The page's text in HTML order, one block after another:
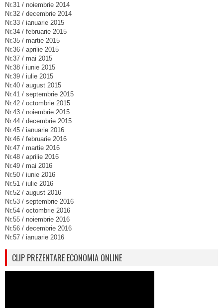
Nr.31 / noiembrie 2014
Nr.32 / decembrie 2014
Nr.33 / ianuarie 2015
Nr.34 / februarie 2015
Nr.35 / martie 2015
Nr.36 / aprilie 2015
Nr.37 / mai 2015
Nr.38 / iunie 2015
Nr.39 / iulie 2015
Nr.40 / august 2015
Nr.41 / septembrie 2015
Nr.42 / octombrie 2015
Nr.43 / noiembrie 2015
Nr.44 / decembrie 2015
Nr.45 / ianuarie 2016
Nr.46 / februarie 2016
Nr.47 / martie 2016
Nr.48 / aprilie 2016
Nr.49 / mai 2016
Nr.50 / iunie 2016
Nr.51 / iulie 2016
Nr.52 / august 2016
Nr.53 / septembrie 2016
Nr.54 / octombrie 2016
Nr.55 / noiembrie 2016
Nr.56 / decembrie 2016
Nr.57 / ianuarie 2016
CLIP PREZENTARE ECONOMIA ONLINE